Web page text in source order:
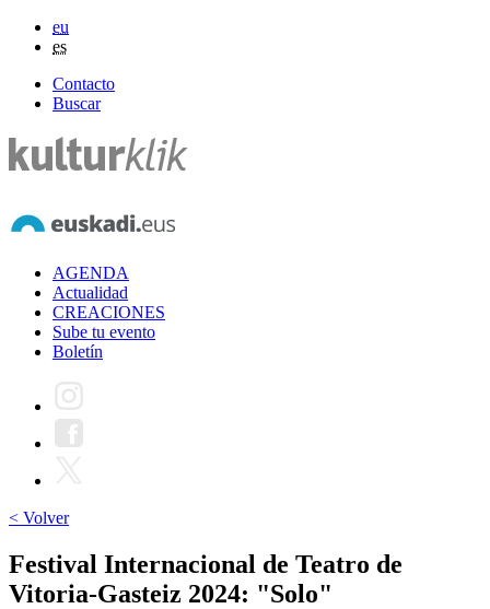
eu
es
Contacto
Buscar
AGENDA
Actualidad
CREACIONES
Sube tu evento
Boletín
< Volver
Festival Internacional de Teatro de
Vitoria-Gasteiz 2024: "Solo"